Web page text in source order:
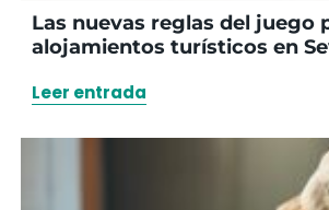
Las nuevas reglas del juego
alojamientos turísticos en
Leer entrada